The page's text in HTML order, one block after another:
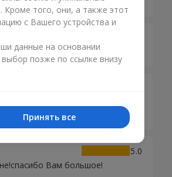
раз большое спасибо.
5
Вам большое!
Кроме того, они, а также этот
с Вашего устройства и
данные на основании
позже по ссылке внизу
Принять все